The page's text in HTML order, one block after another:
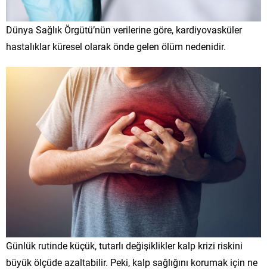
Dünya Sağlık Örgütü’nün verilerine göre, kardiyovasküler
hastalıklar küresel olarak önde gelen ölüm nedenidir.
Günlük rutinde küçük, tutarlı değişiklikler kalp krizi riskini
büyük ölçüde azaltabilir. Peki, kalp sağlığını korumak için ne